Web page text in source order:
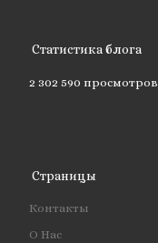
Статистика блога
2 302 590 просмотров
Страницы
Контакты
О Нас